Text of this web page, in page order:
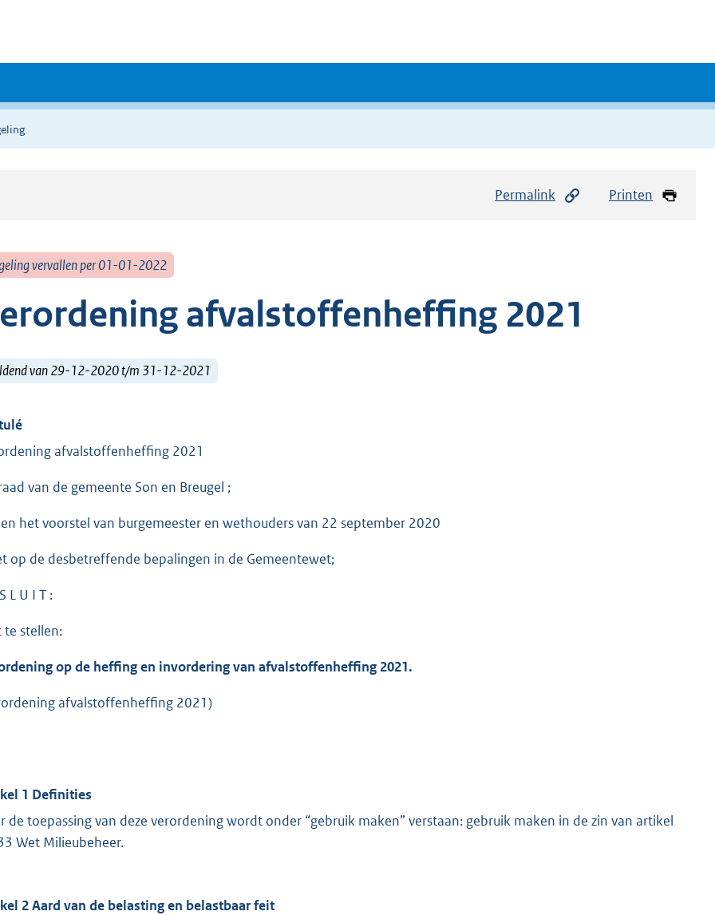
Permalink Printen
vervallen per 01-01-2022
afvalstoffenheffing 2021
van 29-12-2020 t/m 31-12-2021
afvalstoffenheffing 2021
van de gemeente Son en Breugel ;
het voorstel van burgemeester en wethouders van 22 september 2020
op de desbetreffende bepalingen in de Gemeentewet;
L U I T :
te stellen:
op de heffing en invordering van afvalstoffenheffing 2021.
afvalstoffenheffing 2021)
1 Definities
de toepassing van deze verordening wordt onder “gebruik maken” verstaan: gebruik maken in de zin van artikel
Wet Milieubeheer.
2 Aard van de belasting en belastbaar feit